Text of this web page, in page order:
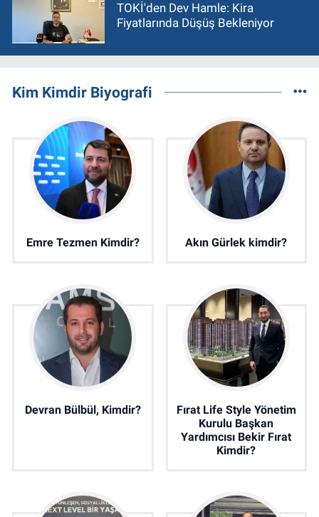
TOKİ'den Dev Hamle: Kira
Fiyatlarında Düşüş Bekleniyor
Kim Kimdir Biyografi
Emre Tezmen Kimdir? Akın Gürlek kimdir?
Devran Bülbül, Kimdir?
Fırat Life Style Yönetim
Kurulu Başkan
Yardımcısı Bekir Fırat
Kimdir?